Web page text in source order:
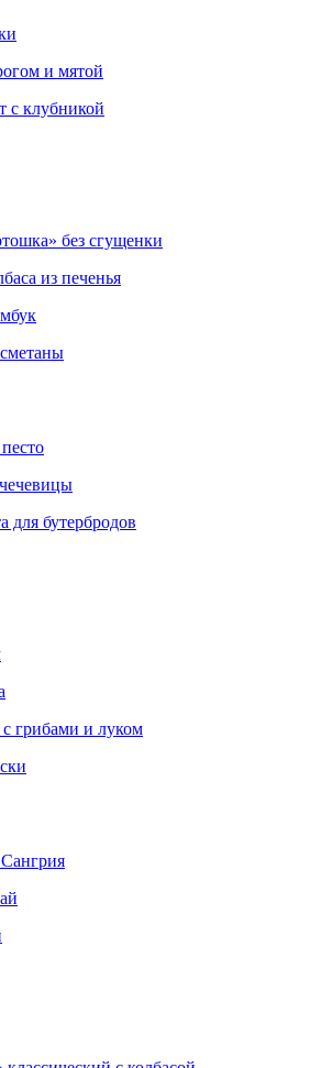
и мятой
с клубникой
без сгущенки
из печенья
для бутербродов
грибами и луком
Сангрия